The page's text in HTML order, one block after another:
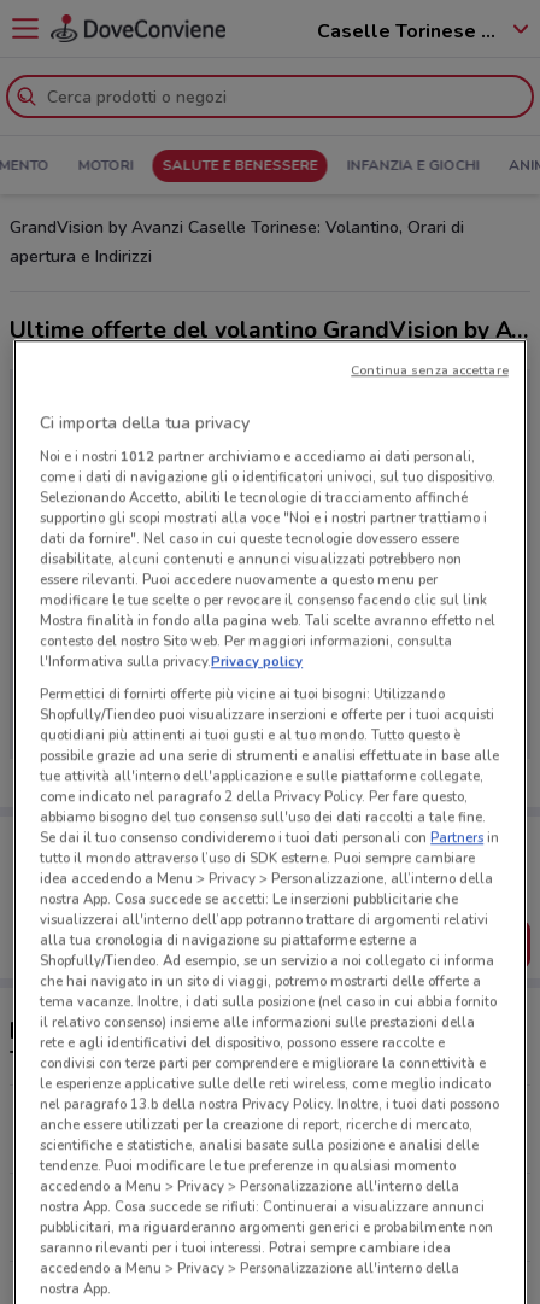
Caselle Torinese - 10072
MOTORI SALUTE E BENESSERE INFANZIA E GIOCHI
GrandVision by Avanzi Caselle Torinese: Volantino, Orari di
apertura e Indirizzi
Ultime offerte del volantino GrandVision by Avanzi
Ci dispiace, al momento non abbiamo pubblicato
volantini nella tua zona. Riprova più tardi.
Porta DoveConviene sempre con te!
Puoi trovare le migliori offerte dei negozi vicino a te,
salvarle e creare la tua lista del risparmio, comodamente
dal tuo cellulare.
SCARICA L’APP
Negozi GrandVision by Avanzi a Caselle
Torinese
Via Lanzo, 42 Ciriè
7.7 km
APERTO
Via Chiesa Della Salute, 15 Bis Torino
9.4 km
APERTO
Corso Giulio Cesare, 101/A Torino
Ci importa della tua privacy
Noi e i nostri 1012partner archiviamo e accediamo ai dati personali,
come i dati di navigazione gli o identificatori univoci, sul tuo dispositivo.
Selezionando Accetto, abiliti le tecnologie di tracciamento affinché
supportino gli scopi mostrati alla voce "Noi e i nostri partner trattiamo i
dati da fornire". Nel caso in cui queste tecnologie dovessero essere
disabilitate, alcuni contenuti e annunci visualizzati potrebbero non
essere rilevanti. Puoi accedere nuovamente a questo menu per
modificare le tue scelte o per revocare il consenso facendo clic sul link
Mostra finalità in fondo alla pagina web. Tali scelte avranno effetto nel
contesto del nostro Sito web. Per maggiori informazioni, consulta
l'Informativa sulla privacy.Privacy policy
Permettici di fornirti offerte più vicine ai tuoi bisogni: Utilizzando
Shopfully/Tiendeo puoi visualizzare inserzioni e offerte per i tuoi acquisti
quotidiani più attinenti ai tuoi gusti e al tuo mondo. Tutto questo è
possibile grazie ad una serie di strumenti e analisi effettuate in base alle
tue attività all'interno dell'applicazione e sulle piattaforme collegate,
come indicato nel paragrafo 2 della Privacy Policy. Per fare questo,
abbiamo bisogno del tuo consenso sull'uso dei dati raccolti a tale fine.
Se dai il tuo consenso condivideremo i tuoi dati personali conPartnersin
tutto il mondo attraverso l’uso di SDK esterne. Puoi sempre cambiare
idea accedendo a Menu > Privacy > Personalizzazione, all’interno della
nostra App. Cosa succede se accetti: Le inserzioni pubblicitarie che
visualizzerai all'interno dell’app potranno trattare di argomenti relativi
alla tua cronologia di navigazione su piattaforme esterne a
Shopfully/Tiendeo. Ad esempio, se un servizio a noi collegato ci informa
che hai navigato in un sito di viaggi, potremo mostrarti delle offerte a
tema vacanze. Inoltre, i dati sulla posizione (nel caso in cui abbia fornito
il relativo consenso) insieme alle informazioni sulle prestazioni della
rete e agli identificativi del dispositivo, possono essere raccolte e
condivisi con terze parti per comprendere e migliorare la connettività e
le esperienze applicative sulle delle reti wireless, come meglio indicato
nel paragrafo 13.b della nostra Privacy Policy. Inoltre, i tuoi dati possono
anche essere utilizzati per la creazione di report, ricerche di mercato,
scientifiche e statistiche, analisi basate sulla posizione e analisi delle
tendenze. Puoi modificare le tue preferenze in qualsiasi momento
accedendo a Menu > Privacy > Personalizzazione all'interno della
nostra App. Cosa succede se rifiuti: Continuerai a visualizzare annunci
pubblicitari, ma riguarderanno argomenti generici e probabilmente non
saranno rilevanti per i tuoi interessi. Potrai sempre cambiare idea
accedendo a Menu > Privacy > Personalizzazione all'interno della
nostra App.
Continua senza accettare